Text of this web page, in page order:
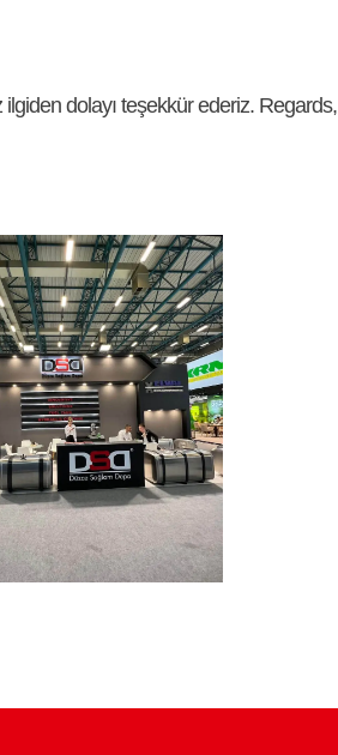
dolayı teşekkür ederiz. Regards,